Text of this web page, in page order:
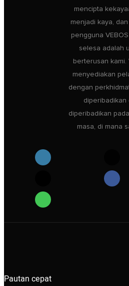
mencipta
menjadi kaya,
pengguna
selesa adalah
berterusan kami.
menyediakan
dengan
diperibadikan
diperibadikan
masa, di mana
Pautan cepat